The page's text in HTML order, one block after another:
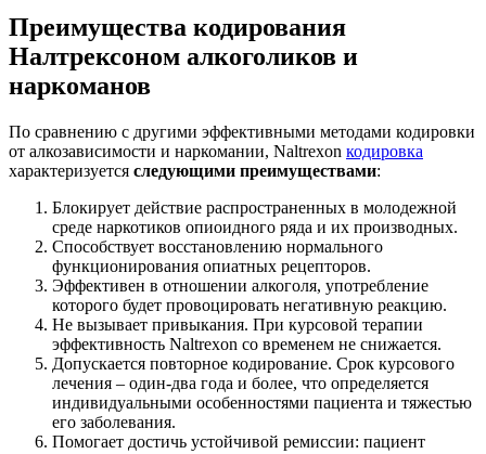
Преимущества кодирования
Налтрексоном алкоголиков и
наркоманов
По сравнению с другими эффективными методами кодировки
от алкозависимости и наркомании, Naltrexon кодировка
характеризуется следующими преимуществами:
Блокирует действие распространенных в молодежной
среде наркотиков опиоидного ряда и их производных.
Способствует восстановлению нормального
функционирования опиатных рецепторов.
Эффективен в отношении алкоголя, употребление
которого будет провоцировать негативную реакцию.
Не вызывает привыкания. При курсовой терапии
эффективность Naltrexon со временем не снижается.
Допускается повторное кодирование. Срок курсового
лечения – один-два года и более, что определяется
индивидуальными особенностями пациента и тяжестью
его заболевания.
Помогает достичь устойчивой ремиссии: пациент